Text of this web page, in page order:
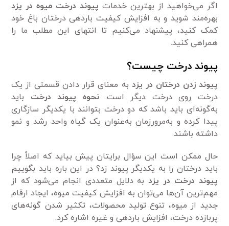
اگر می‌خواهید از بهترین خدمات پیوند درخت میوه‌ در یزد
بهره‌مند شوید و به افزایش کیفیت باردهی درختان باغ خود
کمک کنید، پیشنهاد می‌کنیم تا انتهای این مطلب ما را
همراهی کنید.
پیوند درخت چیست؟
پیوند زدن درختان در یزد به معنای قرار دادن قسمتی از یک
درخت روی درخت دیگر است.نحوه پیوند درخت باید
به‌گونه‌ای باید باشد که دو درخت بتوانند با یکدیگر سازگاری
پیدا کرده و به‌مرورزمان به‌عنوان یک گیاه واحد رشد و نمو
داشته باشند.
حال ممکن است این سؤال برایتان پیش بیاید که اصلاً چرا
باید درختان را به یکدیگر پیوند زد؟ در این باره باید بگوییم
پیوند درخت در یزد به دلایل متعددی انجام می‌شود که از
مهم‌ترین آن‌ها می‌توان به افزایش کیفیت میوه‌، ایجاد ارقام
جدید از میوه،‌ تنوع تولید محصولات، تکثیر شدن گونه‌های
پربازده درخت، افزایش باردهی و غیره اشاره کرد.